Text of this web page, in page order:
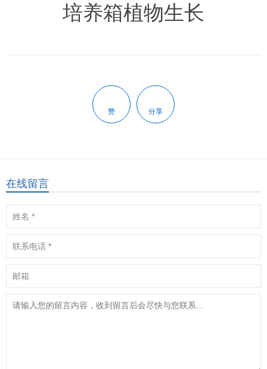
培养箱植物生长
赞 分享
在线留言